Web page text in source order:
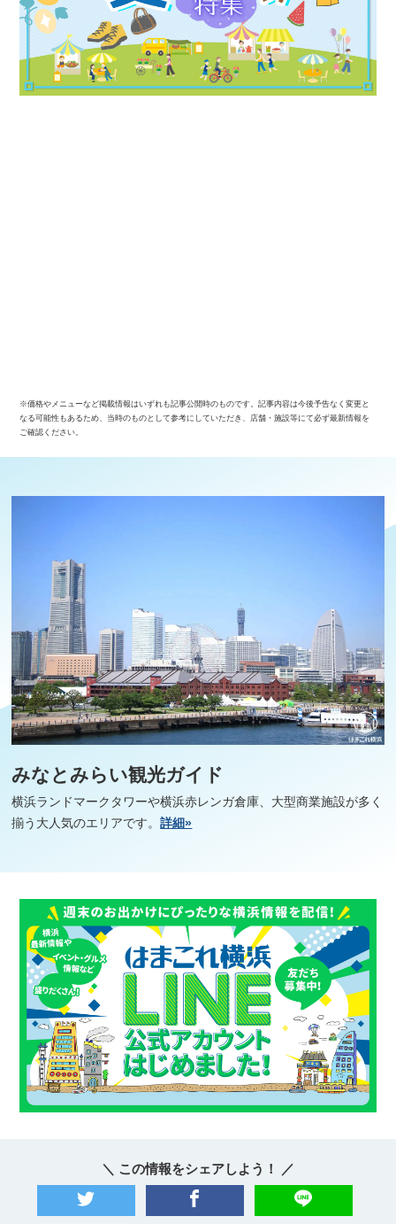
※価格やメニューなど掲載情報はいずれも記事公開時のものです。記事内容は今後予告なく変更と
なる可能性もあるため、当時のものとして参考にしていただき、店舗・施設等にて必ず最新情報を
ご確認ください。
みなとみらい観光ガイド
横浜ランドマークタワーや横浜赤レンガ倉庫、大型商業施設が多く
揃う大人気のエリアです。詳細»
＼ この情報をシェアしよう！ ／